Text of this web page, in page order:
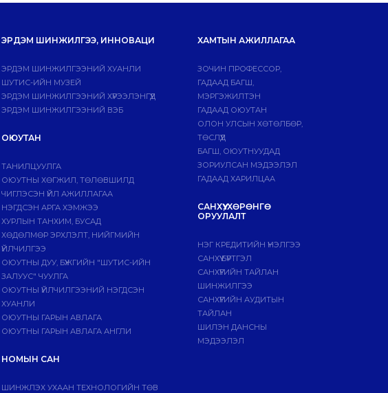
ЭРДЭМ ШИНЖИЛГЭЭ, ИННОВАЦИ
ЭРДЭМ ШИНЖИЛГЭЭНИЙ ХУАНЛИ
ШУТИС-ИЙН МУЗЕЙ
ЭРДЭМ ШИНЖИЛГЭЭНИЙ ХҮРЭЭЛЭНГҮҮД
ЭРДЭМ ШИНЖИЛГЭЭНИЙ ВЭБ
ОЮУТАН
ТАНИЛЦУУЛГА
ОЮУТНЫ ХӨГЖИЛ, ТӨЛӨВШИЛД
ЧИГЛЭСЭН ҮЙЛ АЖИЛЛАГАА
НЭГДСЭН АРГА ХЭМЖЭЭ
ХУРЛЫН ТАНХИМ, БУСАД
ХӨДӨЛМӨР ЭРХЛЭЛТ, НИЙГМИЙН
ҮЙЛЧИЛГЭЭ
ОЮУТНЫ ДУУ, БҮЖГИЙН "ШУТИС-ИЙН
ЗАЛУУС" ЧУУЛГА
ОЮУТНЫ ҮЙЛЧИЛГЭЭНИЙ НЭГДСЭН
ХУАНЛИ
ОЮУТНЫ ГАРЫН АВЛАГА
ОЮУТНЫ ГАРЫН АВЛАГА АНГЛИ
НОМЫН САН
ШИНЖЛЭХ УХААН ТЕХНОЛОГИЙН ТӨВ
ХАМТЫН АЖИЛЛАГАА
ЗОЧИН ПРОФЕССОР,
ГАДААД БАГШ,
МЭРГЭЖИЛТЭН
ГАДААД ОЮУТАН
ОЛОН УЛСЫН ХӨТӨЛБӨР,
ТӨСЛҮҮД
БАГШ, ОЮУТНУУДАД
ЗОРИУЛСАН МЭДЭЭЛЭЛ
ГАДААД ХАРИЛЦАА
САНХҮҮ, ХӨРӨНГӨ
ОРУУЛАЛТ
НЭГ КРЕДИТИЙН ҮНЭЛГЭЭ
САНХҮҮ БҮРТГЭЛ
САНХҮҮГИЙН ТАЙЛАН
ШИНЖИЛГЭЭ
САНХҮҮГИЙН АУДИТЫН
ТАЙЛАН
ШИЛЭН ДАНСНЫ
МЭДЭЭЛЭЛ